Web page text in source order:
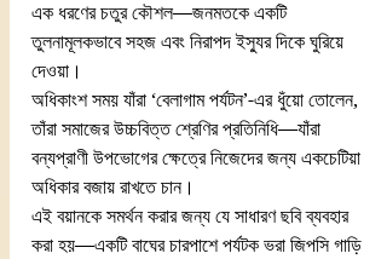
এক ধরণের চতুর কৌশল—জনমতকে একটি
তুলনামূলকভাবে সহজ এবং নিরাপদ ইস্যুর দিকে ঘুরিয়ে
দেওয়া।
অধিকাংশ সময় যাঁরা ‘বেলাগাম পর্যটন’-এর ধুঁয়ো তোলেন,
তাঁরা সমাজের উচ্চবিত্ত শ্রেণির প্রতিনিধি—যাঁরা
বন্যপ্রাণী উপভোগের ক্ষেত্রে নিজেদের জন্য একচেটিয়া
অধিকার বজায় রাখতে চান।
এই বয়ানকে সমর্থন করার জন্য যে সাধারণ ছবি ব্যবহার
করা হয়—একটি বাঘের চারপাশে পর্যটক ভরা জিপসি গাড়ি